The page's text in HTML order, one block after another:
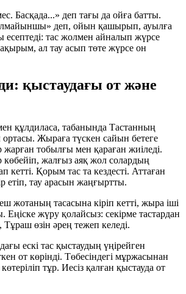
Басқада...» деп тағы да ойға батты.
алмайыншы» деп, ойын қашырып, ауылға
есептеді: тас жолмен айналып жүрсе
ал тау асып төте жүрсе он
қыстаудағы от және
құлдиласа, табанында Тастанның
Жыраға түскен сайын бетеге
жарған тобылғы мен қараған жиіледі.
көбейіп, жалғыз аяқ жол солардың
кетті. Қорым тас та кездесті. Аттаған
етіп, тау арасын жаңғыртты.
жотаның тасасына кіріп кетті, жыра іші
Еңіске жүру қолайсыз: секірме тастардан
Тұраш өзін әрең тежеп келеді.
ескі тас қыстаудың үңірейген
от көрінді. Төбесіндегі мұржасынан
тұр. Иесіз қалған қыстауда от